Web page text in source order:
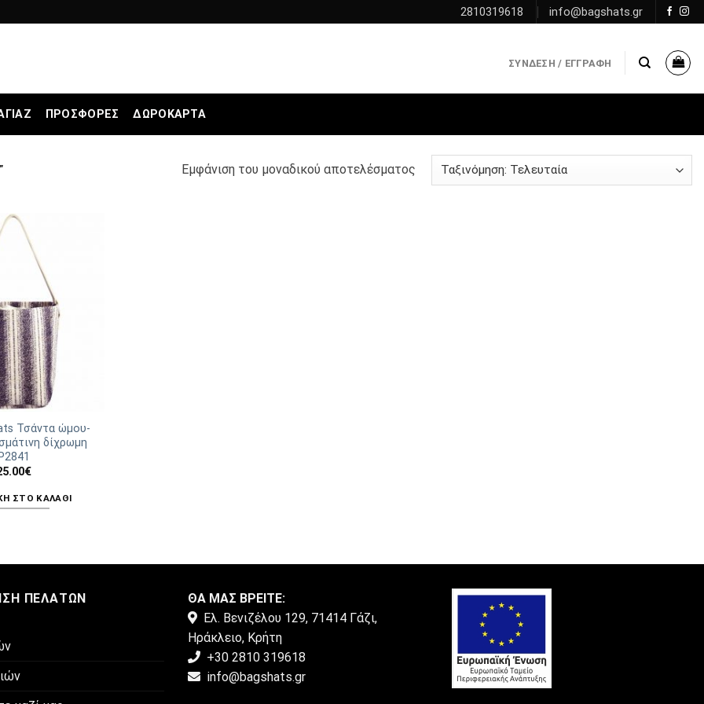
2810319618 info@bagshats.gr
ΣΎΝΔΕΣΗ / ΕΓΓΡΑΦΉ
ΠΡΟΣΦΟΡΕΣ ΔΩΡΟΚΆΡΤΑ
Εμφάνιση του μοναδικού αποτελέσματος
Τσάντα ώμου-
δίχρωμη
Ρ2841
€
ΣΤΟ ΚΑΛΆΘΙ
ΠΕΛΑΤΏΝ
ΘΑ ΜΑΣ ΒΡΕΙΤΕ:
Ελ. Βενιζέλου 129, 71414 Γάζι,
Ηράκλειο, Κρήτη
+30 2810 319618
info@bagshats.gr